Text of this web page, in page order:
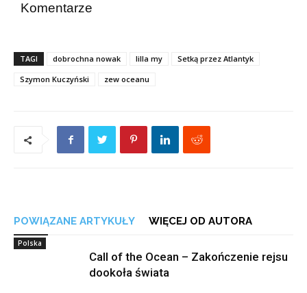
Komentarze
TAGI dobrochna nowak lilla my
Setką przez Atlantyk
Szymon Kuczyński
zew oceanu
POWIĄZANE ARTYKUŁY WIĘCEJ OD AUTORA
Polska
Call of the Ocean – Zakończenie rejsu
dookoła świata